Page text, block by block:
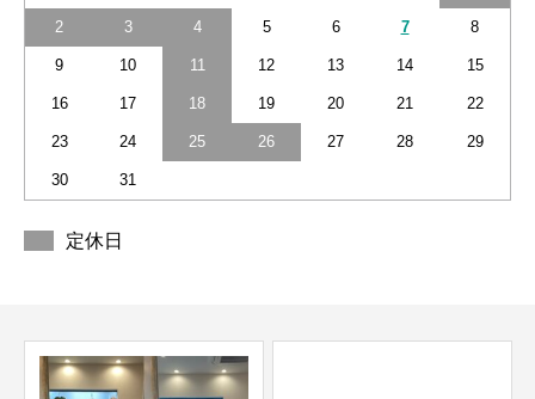
2 3 4 5 6 7 8
9 10 11 12 13 14 15
16 17 18 19 20 21 22
23 24 25 26 27 28 29
30 31
定休日